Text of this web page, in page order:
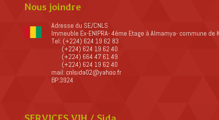
Nous joindre
Adresse du SE/CNLS
Immeuble Ex-ENIPRA- 4ème Etage à Almamya- commune de
Tel: (+224) 624 19 62 83
(+224) 624 19 62 40
(+224) 664 47 61 49
(+224) 624 19 62 40
mail: cnlsida02@yahoo.fr
BP:3924